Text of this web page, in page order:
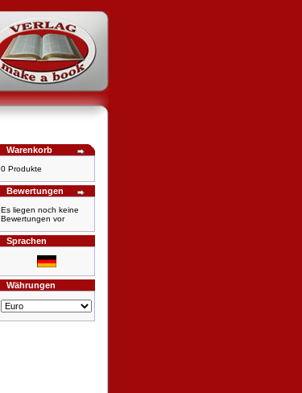
Warenkorb
0 Produkte
Bewertungen
Es liegen noch keine
Bewertungen vor
Sprachen
Währungen